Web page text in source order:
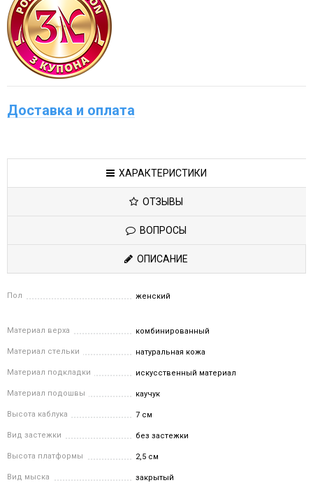
Доставка и оплата
ХАРАКТЕРИСТИКИ
ОТЗЫВЫ
ВОПРОСЫ
ОПИСАНИЕ
Пол женский
Материал верха комбинированный
Материал стельки натуральная кожа
Материал подкладки искусственный материал
Материал подошвы каучук
Высота каблука 7 см
Вид застежки без застежки
Высота платформы 2,5 см
Вид мыска закрытый